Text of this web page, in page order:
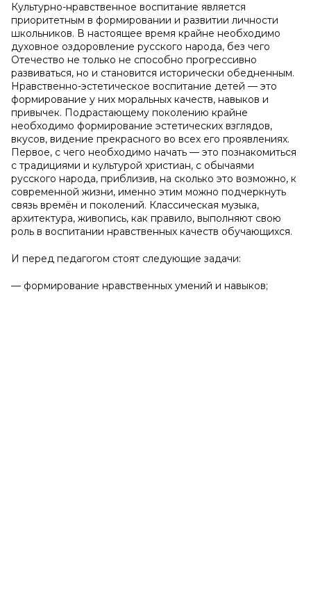
Культурно-нравственное воспитание является
приоритетным в формировании и развитии личности
школьников. В настоящее время крайне необходимо
духовное оздоровление русского народа, без чего
Отечество не только не способно прогрессивно
развиваться, но и становится исторически обедненным.
Нравственно-эстетическое воспитание детей — это
формирование у них моральных качеств, навыков и
привычек. Подрастающему поколению крайне
необходимо формирование эстетических взглядов,
вкусов, видение прекрасного во всех его проявлениях.
Первое, с чего необходимо начать — это познакомиться
с традициями и культурой христиан, с обычаями
русского народа, приблизив, на сколько это возможно, к
современной жизни, именно этим можно подчеркнуть
связь времён и поколений. Классическая музыка,
архитектура, живопись, как правило, выполняют свою
роль в воспитании нравственных качеств обучающихся.
И перед педагогом стоят следующие задачи:
— формирование нравственных умений и навыков;